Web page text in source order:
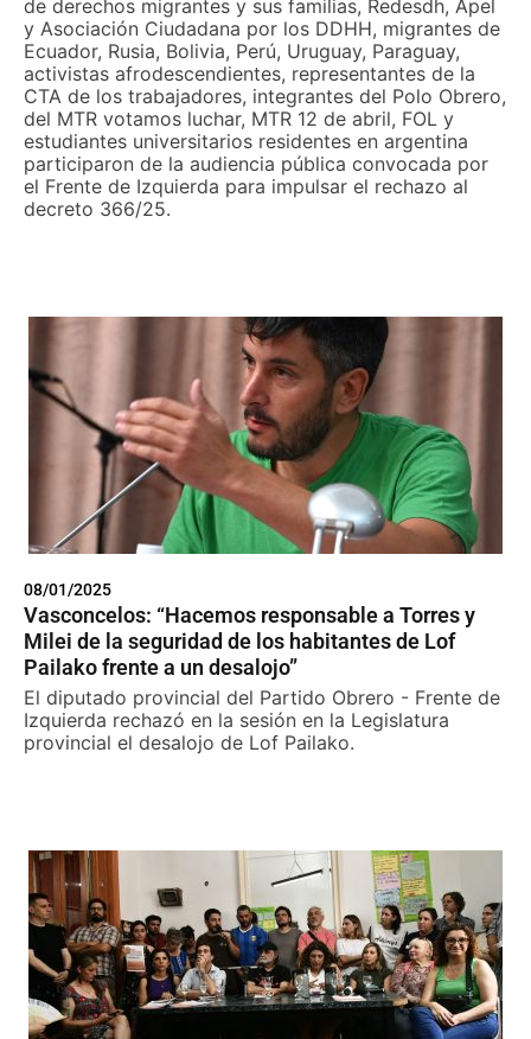
de derechos migrantes y sus familias, Redesdh, Apel
y Asociación Ciudadana por los DDHH, migrantes de
Ecuador, Rusia, Bolivia, Perú, Uruguay, Paraguay,
activistas afrodescendientes, representantes de la
CTA de los trabajadores, integrantes del Polo Obrero,
del MTR votamos luchar, MTR 12 de abril, FOL y
estudiantes universitarios residentes en argentina
participaron de la audiencia pública convocada por
el Frente de Izquierda para impulsar el rechazo al
decreto 366/25.
08/01/2025
Vasconcelos: “Hacemos responsable a Torres y
Milei de la seguridad de los habitantes de Lof
Pailako frente a un desalojo”
El diputado provincial del Partido Obrero - Frente de
Izquierda rechazó en la sesión en la Legislatura
provincial el desalojo de Lof Pailako.